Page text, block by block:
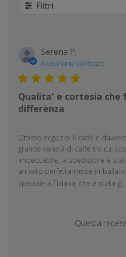
Filtri
Serena P.
Acquirente verificato
Qualita' e cortesia che
differenza
Ottimo negozio! Il caffè è
grande varietà di caffè tra cui
impeccabile, la spedizione è
arrivato perfettamente
speciale a Tiziana, che è stata g...
Questa